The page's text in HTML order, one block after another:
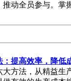
动全员参与。掌
提高效率，降低
方法，从精益生